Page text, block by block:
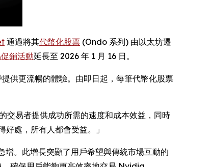
通過將其代幣化股票 (Ondo 系列) 由以太坊遷
銷活動延長至 2026 年 1 月 16 日。
供更流暢的體驗。由即日起，每筆代幣化股票
交易者提供成功所需的速度和成本效益，同時
處，所有人都會受益。」
。此增長突顯了用戶希望與傳統市場互動的